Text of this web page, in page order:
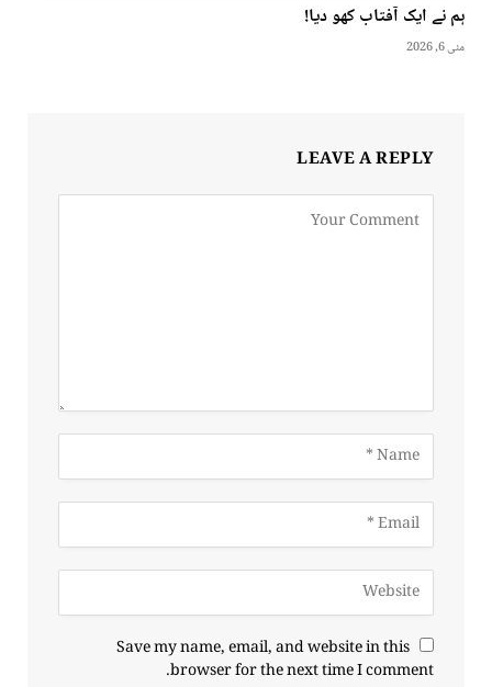
ہم نے ایک آفتاب کھو دیا!
مئی 6, 2026
LEAVE A REPLY
Save my name, email, and website in this
browser for the next time I comment.